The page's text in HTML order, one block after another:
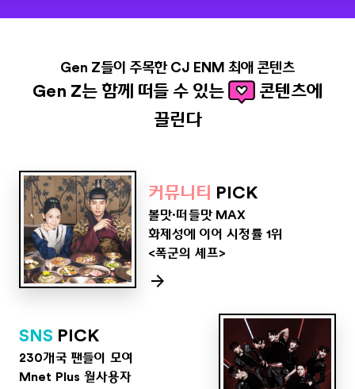
Gen Z들이 주목한 CJ ENM 최애 콘텐츠
Gen Z는 함께 떠들 수 있는
콘텐츠에
끌린다
커뮤니티 PICK
볼맛·떠들맛 MAX
화제성에 이어 시청률 1위
<폭군의 셰프>
SNS PICK
230개국 팬들이 모여
Mnet Plus 월사용자